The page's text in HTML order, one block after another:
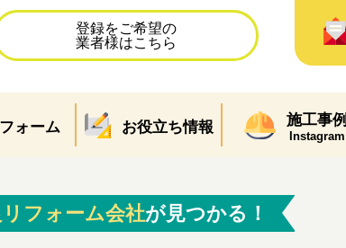
登録をご希望の
業者様はこちら
ォーム お役立ち情報 施工事例
Instagram
フォーム会社が見つかる！